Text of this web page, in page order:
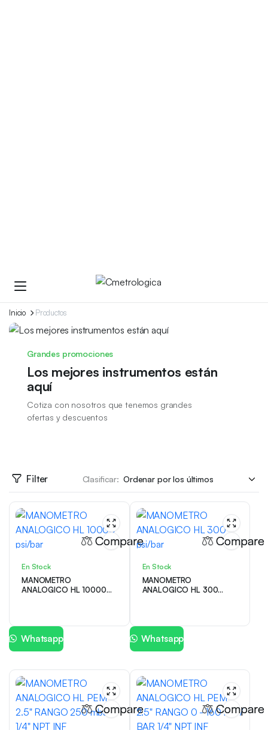
Inicio Productos
Grandes promociones
Los mejores instrumentos están
aquí
Cotiza con nosotros que tenemos grandes
ofertas y descuentos
Filter Clasificar:
Compare
En Stock
MANOMETRO
ANALOGICO HL 10000
Whatsapp
Compare
En Stock
MANOMETRO
ANALOGICO HL 300
Whatsapp
Compare Compare